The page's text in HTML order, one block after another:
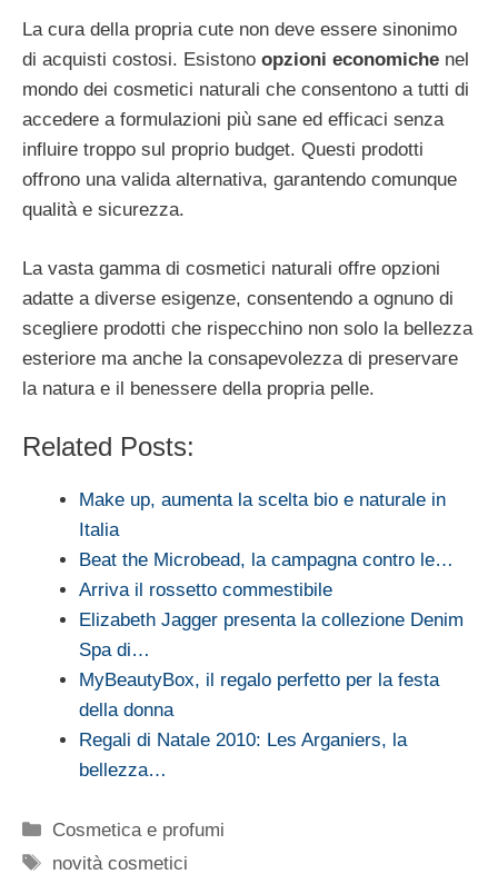
La cura della propria cute non deve essere sinonimo
di acquisti costosi. Esistono opzioni economiche nel
mondo dei cosmetici naturali che consentono a tutti di
accedere a formulazioni più sane ed efficaci senza
influire troppo sul proprio budget. Questi prodotti
offrono una valida alternativa, garantendo comunque
qualità e sicurezza.
La vasta gamma di cosmetici naturali offre opzioni
adatte a diverse esigenze, consentendo a ognuno di
scegliere prodotti che rispecchino non solo la bellezza
esteriore ma anche la consapevolezza di preservare
la natura e il benessere della propria pelle.
Related Posts:
Make up, aumenta la scelta bio e naturale in
Italia
Beat the Microbead, la campagna contro le…
Arriva il rossetto commestibile
Elizabeth Jagger presenta la collezione Denim
Spa di…
MyBeautyBox, il regalo perfetto per la festa
della donna
Regali di Natale 2010: Les Arganiers, la
bellezza…
Categorie
Cosmetica e profumi
Tag
novità cosmetici